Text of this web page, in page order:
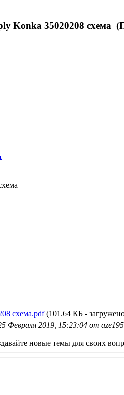
Konka 35020208 схема
схема.pdf(101.64 КБ -
Февраля 2019, 15:23:04 от
новые темы для своих